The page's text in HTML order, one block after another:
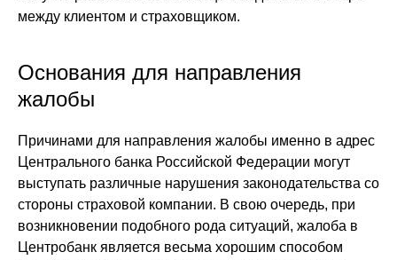
между клиентом и страховщиком.
Основания для направления
жалобы
Причинами для направления жалобы именно в адрес
Центрального банка Российской Федерации могут
выступать различные нарушения законодательства со
стороны страховой компании. В свою очередь, при
возникновении подобного рода ситуаций, жалоба в
Центробанк является весьма хорошим способом